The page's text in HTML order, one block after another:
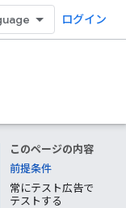
ログイン
このページの内容
前提条件
常にテスト広告で
テストする